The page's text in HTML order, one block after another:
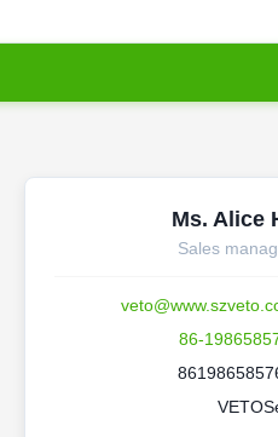
Ms. Alice
Sales